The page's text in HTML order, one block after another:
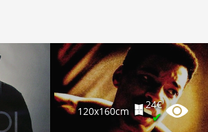
120x160cm
24€
✔